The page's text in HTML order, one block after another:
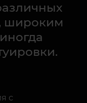
широким
с